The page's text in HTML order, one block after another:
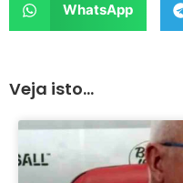
WhatsApp
Veja isto...